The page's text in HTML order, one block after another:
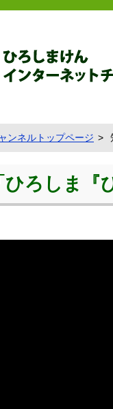
ンネルトップページ
ろしま『